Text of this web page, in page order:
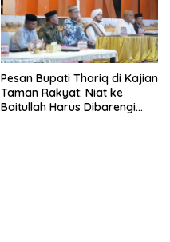
Pesan Bupati Thariq di Kajian
Taman Rakyat: Niat ke
Baitullah Harus Dibarengi